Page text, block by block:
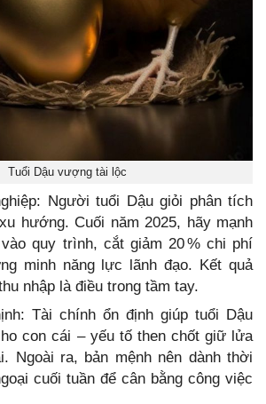
Tuổi Dậu vượng tài lộc
Người tuổi Dậu giỏi phân tích
hướng. Cuối năm 2025, hãy mạnh
quy trình, cắt giảm 20 % chi phí
minh năng lực lãnh đạo. Kết quả
nhập là điều trong tầm tay.
Tài chính ổn định giúp tuổi Dậu
con cái – yếu tố then chốt giữ lửa
Ngoài ra, bản mệnh nên dành thời
cuối tuần để cân bằng công việc